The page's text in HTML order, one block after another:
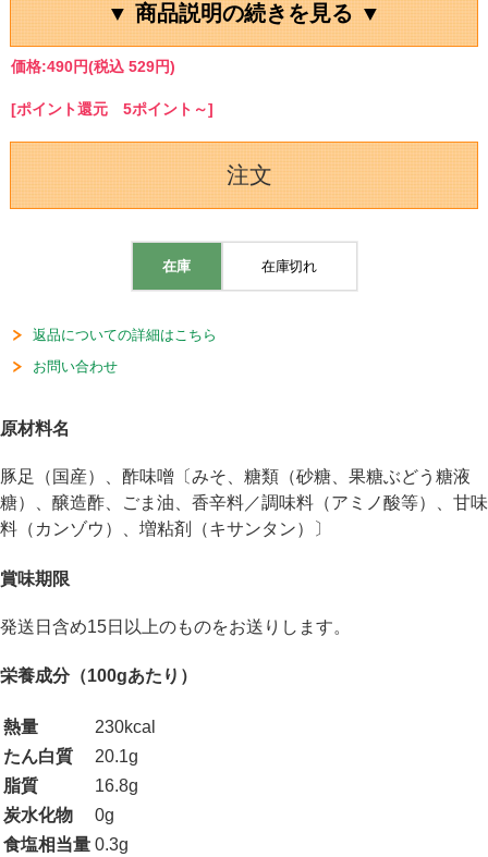
▼ 商品説明の続きを見る ▼
価格:490円(税込 529円)
[ポイント還元 5ポイント～]
注文
在庫 在庫切れ
返品についての詳細はこちら
お問い合わせ
原材料名
豚足（国産）、酢味噌〔みそ、糖類（砂糖、果糖ぶどう糖液
糖）、醸造酢、ごま油、香辛料／調味料（アミノ酸等）、甘味
料（カンゾウ）、増粘剤（キサンタン）〕
賞味期限
発送日含め15日以上のものをお送りします。
栄養成分（100gあたり）
熱量
230kcal
たん白質
20.1g
脂質
16.8g
炭水化物
0g
食塩相当量 0.3g